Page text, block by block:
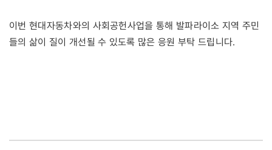
이번 현대자동차와의 사회공헌사업을 통해 발파라이소 지역 주민
들의 삶이 질이 개선될 수 있도록 많은 응원 부탁 드립니다.